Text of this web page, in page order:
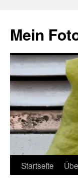
springen
Mein
Startseite